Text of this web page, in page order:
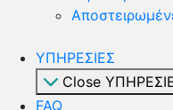
ΥΠΗΡΕΣΙΕΣ
Close
FAQ